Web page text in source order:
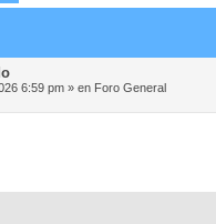
6:59 pm » en Foro General